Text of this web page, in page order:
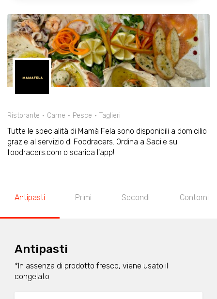
Ristorante Carne Pesce Taglieri
Tutte le specialità di Mamà Fela sono disponibili a domicilio
grazie al servizio di Foodracers. Ordina a Sacile su
foodracers.com o scarica l'app!
Antipasti Primi Secondi Contorni
Antipasti
*In assenza di prodotto fresco, viene usato il
congelato